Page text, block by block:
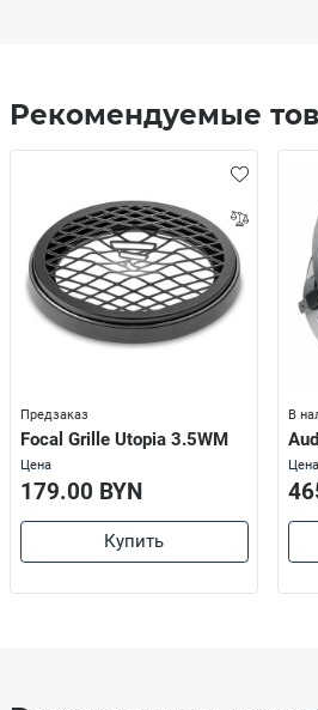
Рекомендуемые
Предзаказ
Focal Grille Utopia 3.5WM
Цена
179.00 BYN
Купить
В
Цена